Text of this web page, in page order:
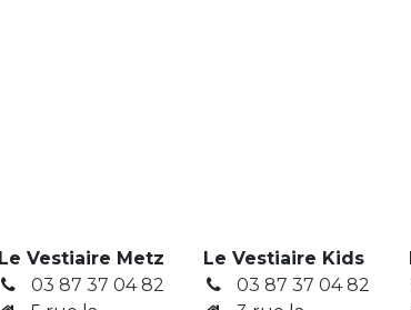
Le Vestiaire Metz
03 87 37 04 82
Le Vestiaire Kids
03 87 37 04 82